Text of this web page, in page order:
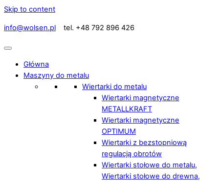
Skip to content
info@wolsen.pl tel. +48 792 896 426
Główna
Maszyny do metalu
Wiertarki do metalu
Wiertarki magnetyczne
METALLKRAFT
Wiertarki magnetyczne
OPTIMUM
Wiertarki z bezstopniową
regulacją obrotów
Wiertarki stołowe do metalu,
Wiertarki stołowe do drewna,